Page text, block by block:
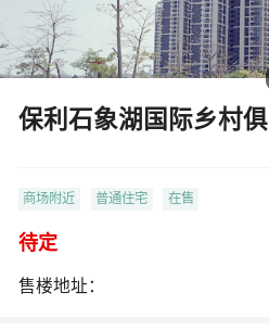
保利石象湖国际乡村俱
商场附近 普通住宅 在售
待定
售楼地址：